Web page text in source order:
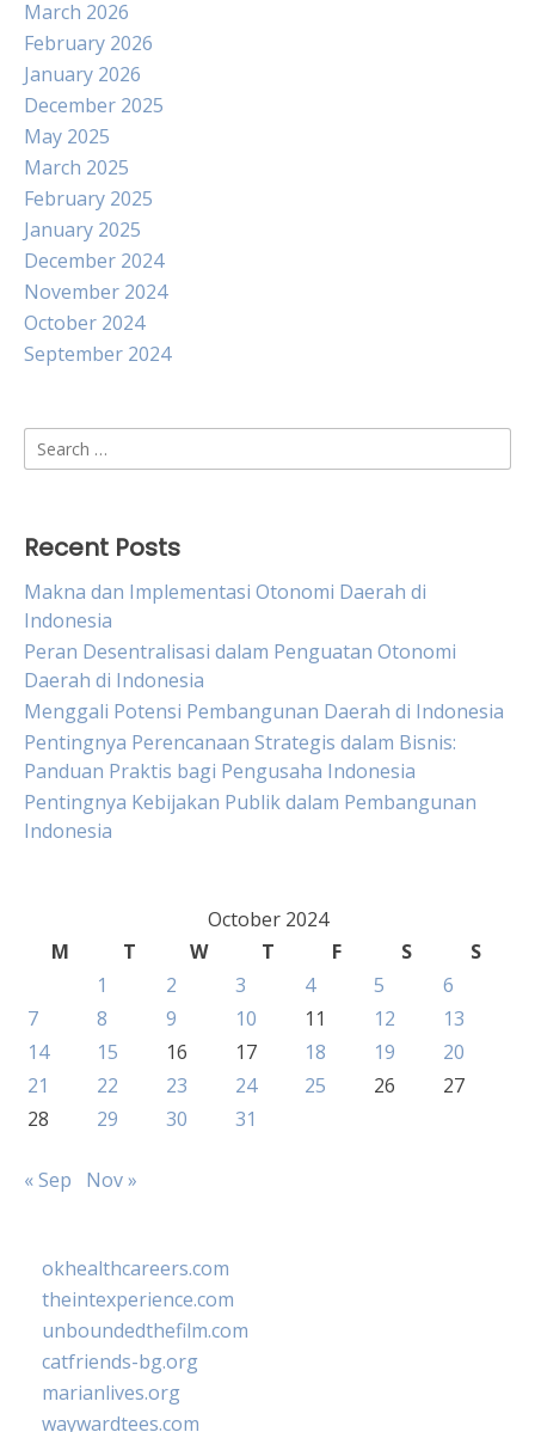
March 2026
February 2026
January 2026
December 2025
May 2025
March 2025
February 2025
January 2025
December 2024
November 2024
October 2024
September 2024
Search
for:
Recent Posts
Makna dan Implementasi Otonomi Daerah di
Indonesia
Peran Desentralisasi dalam Penguatan Otonomi
Daerah di Indonesia
Menggali Potensi Pembangunan Daerah di Indonesia
Pentingnya Perencanaan Strategis dalam Bisnis:
Panduan Praktis bagi Pengusaha Indonesia
Pentingnya Kebijakan Publik dalam Pembangunan
Indonesia
October 2024
M
T W T F S
S
1
2 3 4 5
6
7
8 9 10 11 12
13
14
15 16 17 18 19
20
21
22 23 24 25 26
27
28
29 30 31
« Sep Nov »
okhealthcareers.com
theintexperience.com
unboundedthefilm.com
catfriends-bg.org
marianlives.org
waywardtees.com